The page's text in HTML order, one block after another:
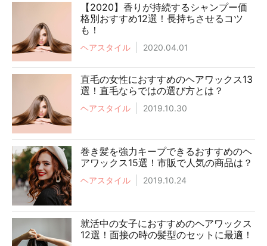
【2020】香りが持続するシャンプー価
格別おすすめ12選！長持ちさせるコツ
も！
ヘアスタイル 2020.04.01
直毛の女性におすすめのヘアワックス13
選！直毛ならではの選び方とは？
ヘアスタイル 2019.10.30
巻き髪を強力キープできるおすすめのヘ
アワックス15選！市販で人気の商品は？
ヘアスタイル 2019.10.24
就活中の女子におすすめのヘアワックス
12選！面接の時の髪型のセットに最適！